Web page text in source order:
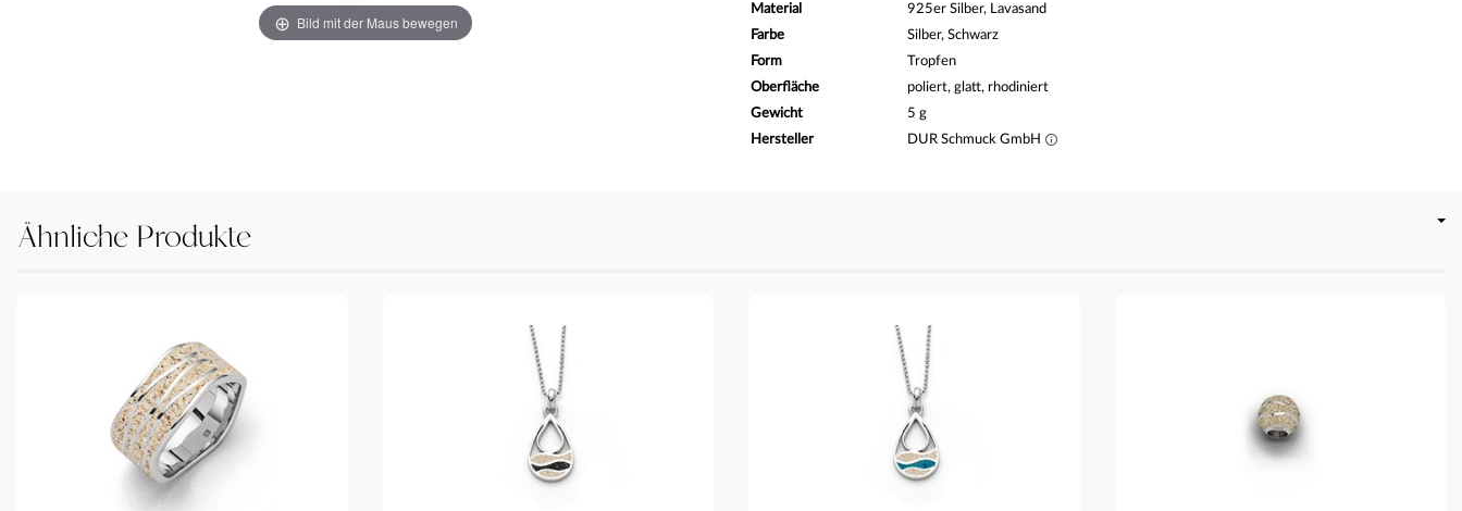
Bild mit der Maus bewegen
Material
925er Silber, Lavasand
Farbe
Silber, Schwarz
Form
Tropfen
Oberfläche
poliert, glatt, rhodiniert
Gewicht
5 g
Hersteller
DUR Schmuck GmbH
Ähnliche Produkte